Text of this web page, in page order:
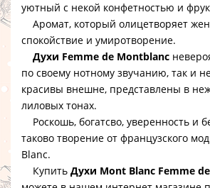
уютный с некой конфетностью и
Аромат, который олицетворяет
спокойствие и умиротворение.
Духи Femme de Montblanc
по своему нотному звучанию, так и
красивы внешне, представлены в
лиловых тонах.
Роскошь, богатсво, уверенность и
таково творение от французского
Blanc.
Купить Духи Mont Blanc Femme